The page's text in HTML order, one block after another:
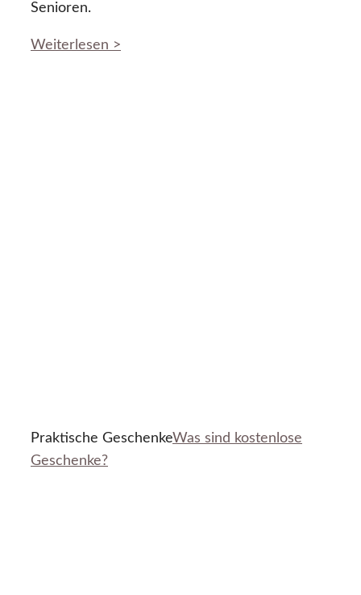
Senioren.
Weiterlesen >
Praktische GeschenkeWas sind kostenlose
Geschenke?